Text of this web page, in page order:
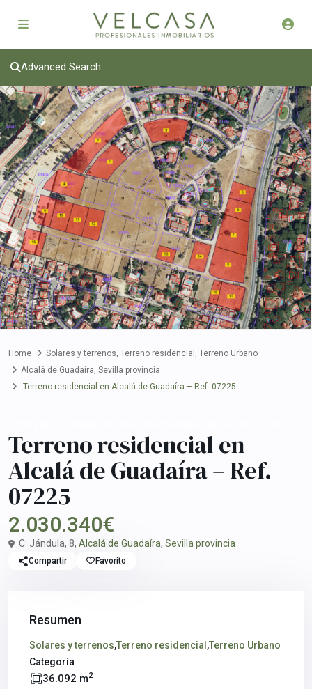
Advanced Search
Home Solares y terrenos, Terreno residencial , Terreno Urbano
Alcalá de Guadaíra, Sevilla provincia
Terreno residencial en Alcalá de Guadaíra – Ref. 07225
Terreno residencial en
Alcalá de Guadaíra – Ref.
07225
2.030.340€
C. Jándula, 8, Alcalá de Guadaíra, Sevilla provincia
Compartir Favorito
Resumen
Solares y terrenos,Terreno residencial ,Terreno Urbano
Categoría
36.092 m2